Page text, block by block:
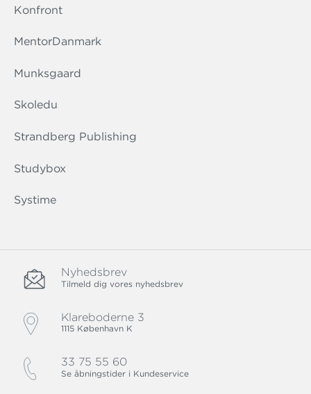
Konfront
MentorDanmark
Munksgaard
Skoledu
Strandberg Publishing
Studybox
Systime
Nyhedsbrev
Tilmeld dig vores nyhedsbrev
Klareboderne 3
1115 København K
33 75 55 60
Se åbningstider i Kundeservice